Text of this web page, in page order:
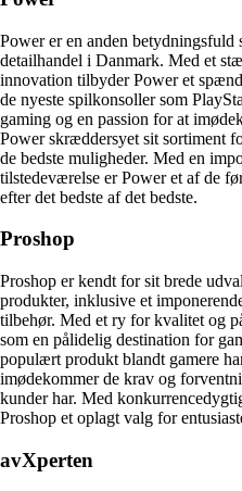
Power er en anden
detailhandel i Danmark. Med et
innovation tilbyder Power et
de nyeste spilkonsoller som
gaming og en passion for at
Power skræddersyet sit sortiment
de bedste muligheder. Med en
tilstedeværelse er Power et af de
efter det bedste af det bedste.
Proshop
Proshop er kendt for sit brede
produkter, inklusive et
tilbehør. Med et ry for kvalitet og
som en pålidelig destination for
populært produkt blandt gamere
imødekommer de krav og
kunder har. Med
Proshop et oplagt valg for
avXperten